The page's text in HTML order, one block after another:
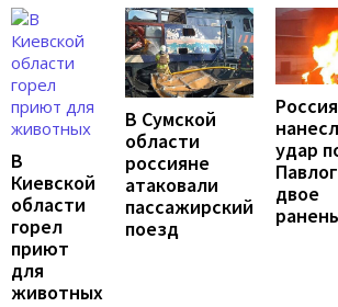
В
Киевской
области
горел
приют
для
животных
В Сумской
области
россияне
атаковали
пассажирский
поезд
удар
двое